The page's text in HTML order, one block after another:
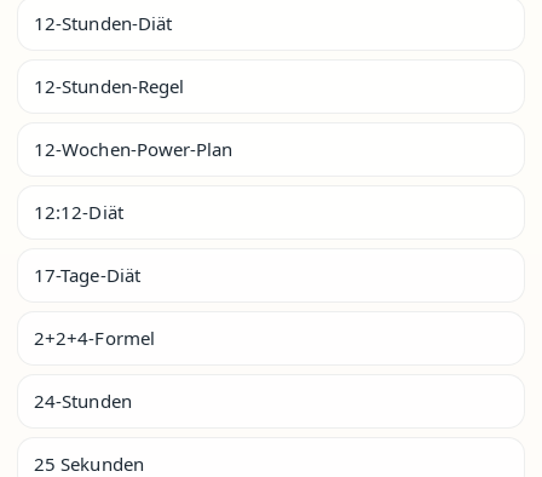
12-Stunden-Diät
12-Stunden-Regel
12-Wochen-Power-Plan
12:12-Diät
17-Tage-Diät
2+2+4-Formel
24-Stunden
25 Sekunden